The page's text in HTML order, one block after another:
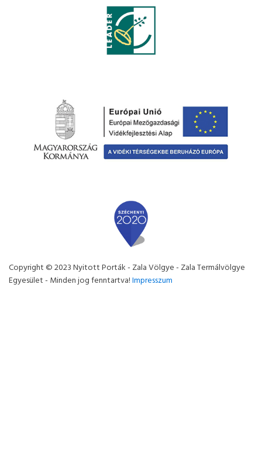
Copyright © 2023 Nyitott Porták - Zala Völgye - Zala Termálvölgye
Egyesület - Minden jog fenntartva!Impresszum